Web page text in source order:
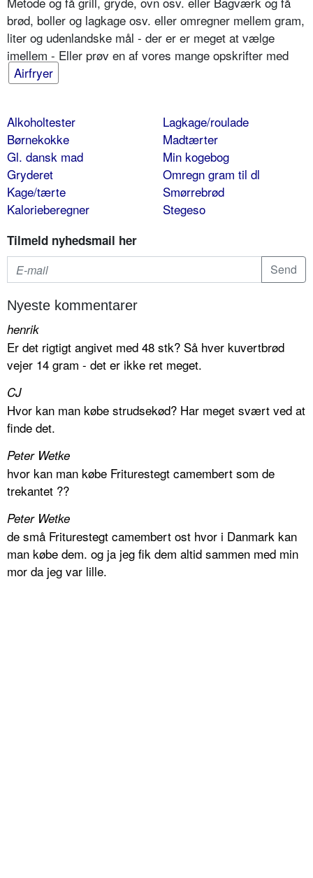
brød, boller og lagkage osv. eller omregner mellem gram,
liter og udenlandske mål - der er er meget at vælge
imellem - Eller prøv en af vores mange opskrifter med
Airfryer
Alkoholtester
Børnekokke
Gl. dansk mad
Gryderet
Kage/tærte
Kalorieberegner
Lagkage/roulade
Madtærter
Min kogebog
Omregn gram til dl
Smørrebrød
Stegeso
Tilmeld nyhedsmail her
Nyeste kommentarer
henrik
Er det rigtigt angivet med 48 stk? Så hver kuvertbrød
vejer 14 gram - det er ikke ret meget.
CJ
Hvor kan man købe strudsekød? Har meget svært ved at
finde det.
Peter Wetke
hvor kan man købe Friturestegt camembert som de
trekantet ??
Peter Wetke
de små Friturestegt camembert ost hvor i Danmark kan
man købe dem. og ja jeg fik dem altid sammen med min
mor da jeg var lille.